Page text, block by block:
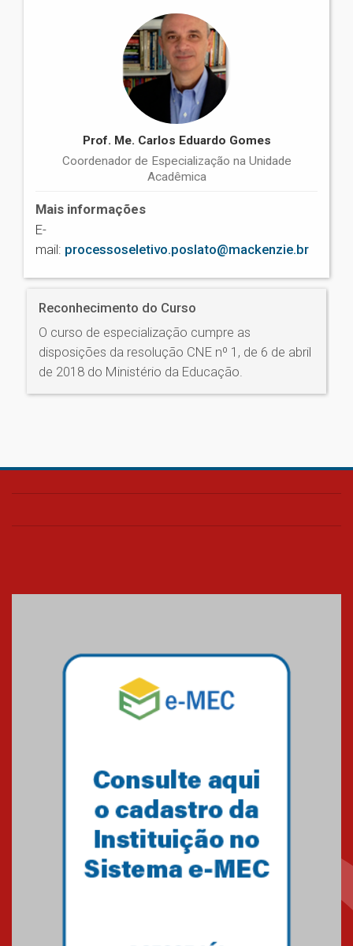
Prof. Me. Carlos Eduardo Gomes
Coordenador de Especialização na Unidade
Acadêmica
Mais informações
E-
mail: processoseletivo.poslato@mackenzie.br
Reconhecimento do Curso
O curso de especialização cumpre as
disposições da resolução CNE nº 1, de 6 de abril
de 2018 do Ministério da Educação.